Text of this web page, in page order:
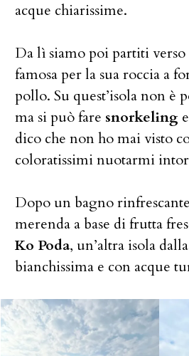
acque chiarissime.
Da lì siamo poi partiti verso
famosa per la sua roccia a
pollo. Su quest’isola non è
ma si può fare snorkeling
dico che non ho mai visto
coloratissimi nuotarmi
Dopo un bagno
merenda a base di frutta
Ko Poda, un’altra isola
bianchissima e con acque